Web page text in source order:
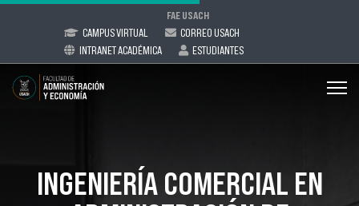
FAE USACH
CAMPUS VIRTUAL
CORREO USACH
INTRANET ACADÉMICA
ESTUDIANTES
INGENIERÍA COMERCIAL EN